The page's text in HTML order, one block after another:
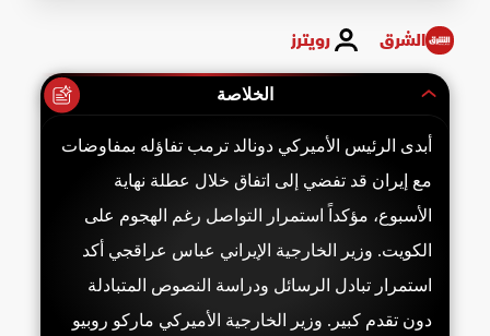
الشرق رويترز
الخلاصة
أبدى الرئيس الأميركي دونالد ترمب تفاؤله بمفاوضات
مع إيران قد تفضي إلى اتفاق خلال عطلة نهاية
الأسبوع، مؤكداً استمرار التواصل رغم الهجوم على
الكويت. وزير الخارجية الإيراني عباس عراقجي أكد
استمرار تبادل الرسائل ودراسة النصوص المتبادلة
دون تقدم كبير. وزير الخارجية الأميركي ماركو روبيو